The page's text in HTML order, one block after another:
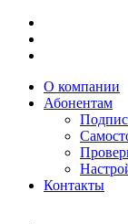
О компании
Абонентам
Контакты